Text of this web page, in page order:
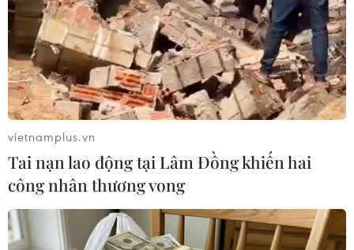
Theo dõi VietnamPlus
TIN LIÊN QUAN
vietnamplus.vn
Tai nạn lao động tại Lâm Đồng khiến hai
công nhân thương vong